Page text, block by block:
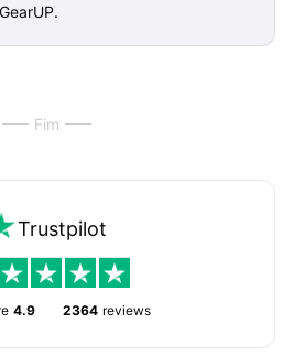
Fim
Trustpilot
4.9 2364 reviews